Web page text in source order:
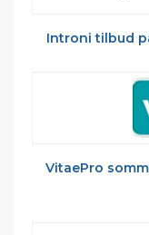
Introni tilbud
VitaePro